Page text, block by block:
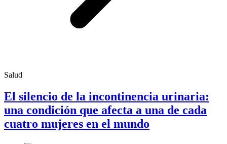
Salud
El silencio de la incontinencia urinaria:
una condición que afecta a una de cada
cuatro mujeres en el mundo